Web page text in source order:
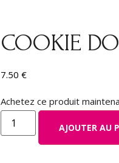
COOKIE
7.50 €
Achetez ce produit
AJOUTER AU